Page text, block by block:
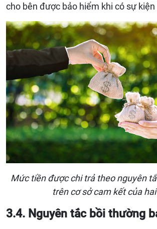
cho bên được bảo hiểm khi có sự
Mức tiền được chi trả theo nguyên
trên cơ sở cam kết của
3.4. Nguyên tắc bồi thường